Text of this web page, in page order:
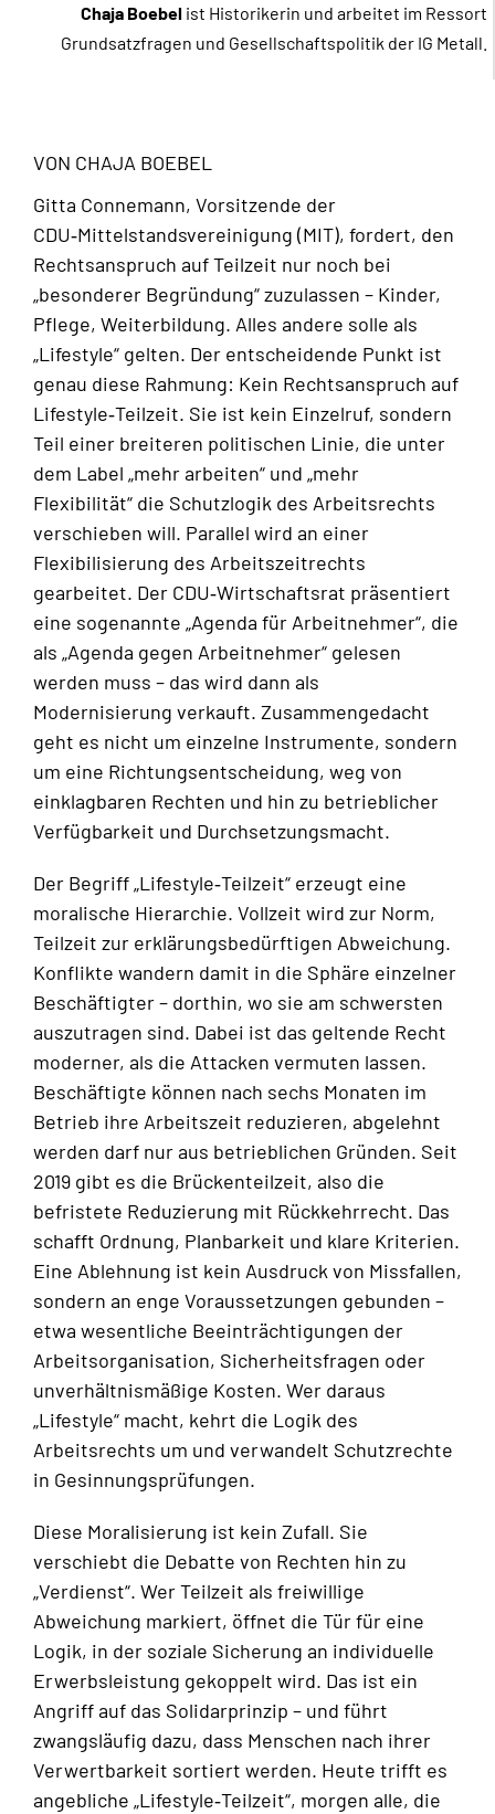
Chaja Boebel ist Historikerin und arbeitet im Ressort
Grundsatzfragen und Gesellschaftspolitik der IG Metall.
VON CHAJA BOEBEL
Gitta Connemann, Vorsitzende der
CDU‑Mittelstandsvereinigung (MIT), fordert, den
Rechtsanspruch auf Teilzeit nur noch bei
„besonderer Begründung“ zuzulassen – Kinder,
Pflege, Weiterbildung. Alles andere solle als
„Lifestyle“ gelten. Der entscheidende Punkt ist
genau diese Rahmung: Kein Rechtsanspruch auf
Lifestyle‑Teilzeit. Sie ist kein Einzelruf, sondern
Teil einer breiteren politischen Linie, die unter
dem Label „mehr arbeiten“ und „mehr
Flexibilität“ die Schutzlogik des Arbeitsrechts
verschieben will. Parallel wird an einer
Flexibilisierung des Arbeitszeitrechts
gearbeitet. Der CDU‑Wirtschaftsrat präsentiert
eine sogenannte „Agenda für Arbeitnehmer“, die
als „Agenda gegen Arbeitnehmer“ gelesen
werden muss – das wird dann als
Modernisierung verkauft. Zusammengedacht
geht es nicht um einzelne Instrumente, sondern
um eine Richtungsentscheidung, weg von
einklagbaren Rechten und hin zu betrieblicher
Verfügbarkeit und Durchsetzungsmacht.
Der Begriff „Lifestyle‑Teilzeit“ erzeugt eine
moralische Hierarchie. Vollzeit wird zur Norm,
Teilzeit zur erklärungsbedürftigen Abweichung.
Konflikte wandern damit in die Sphäre einzelner
Beschäftigter – dorthin, wo sie am schwersten
auszutragen sind. Dabei ist das geltende Recht
moderner, als die Attacken vermuten lassen.
Beschäftigte können nach sechs Monaten im
Betrieb ihre Arbeitszeit reduzieren, abgelehnt
werden darf nur aus betrieblichen Gründen. Seit
2019 gibt es die Brückenteilzeit, also die
befristete Reduzierung mit Rückkehrrecht. Das
schafft Ordnung, Planbarkeit und klare Kriterien.
Eine Ablehnung ist kein Ausdruck von Missfallen,
sondern an enge Voraussetzungen gebunden –
etwa wesentliche Beeinträchtigungen der
Arbeitsorganisation, Sicherheitsfragen oder
unverhältnismäßige Kosten. Wer daraus
„Lifestyle“ macht, kehrt die Logik des
Arbeitsrechts um und verwandelt Schutzrechte
in Gesinnungsprüfungen.
Diese Moralisierung ist kein Zufall. Sie
verschiebt die Debatte von Rechten hin zu
„Verdienst“. Wer Teilzeit als freiwillige
Abweichung markiert, öffnet die Tür für eine
Logik, in der soziale Sicherung an individuelle
Erwerbsleistung gekoppelt wird. Das ist ein
Angriff auf das Solidarprinzip – und führt
zwangsläufig dazu, dass Menschen nach ihrer
Verwertbarkeit sortiert werden. Heute trifft es
angebliche „Lifestyle‑Teilzeit“, morgen alle, die